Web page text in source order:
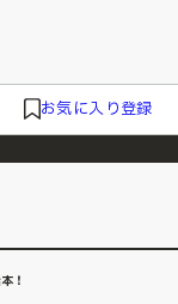
お気に入り登録
！